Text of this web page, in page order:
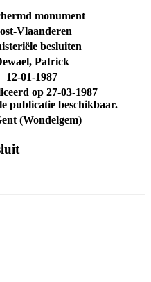
monument
Vlaanderen
besluiten
Patrick
12-01-1987
op 27-03-1987
publicatie beschikbaar.
(Wondelgem)